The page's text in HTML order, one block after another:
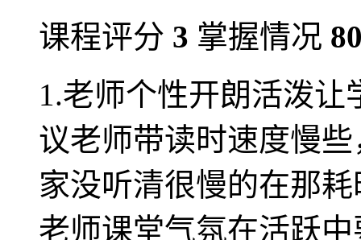
课程评分 3 掌握情况
1.老师个性开朗活泼
议老师带读时速度慢
家没听清很慢的在那
老师课堂气氛在活跃